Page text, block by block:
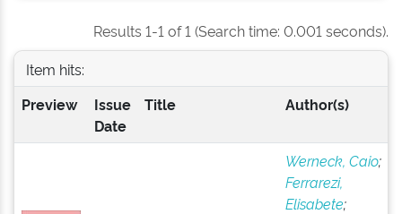
Results 1-1 of 1 (Search time: 0.001 seconds).
Item hits:
Preview
Issue
Date
Title Author(s)
Werneck, Caio;
Ferrarezi,
Elisabete;